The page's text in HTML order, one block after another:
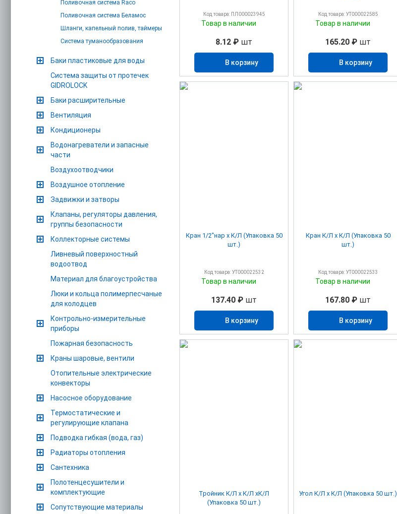
Поливочная система Raco
Поливочная система Беламос
Шланги, капельный полив, таймеры
Система туманообразования
Баки пластиковые для воды
Система защиты от протечек
GIDROLOCK
Баки расширительные
Вентиляция
Кондиционеры
Водонагреватели и запасные
части
Воздухоотводчики
Воздушное отопление
Задвижки и затворы
Клапаны, регуляторы давления,
группы безопасности
Коллекторные системы
Ливневый поверхностный
водоотвод
Материал для благоустройства
Люки и кольца полимерпесчаные
для колодцев
Контрольно-измерительные
приборы
Пожарная безопасность
Краны шаровые, вентили
Отопительные электрические
конвекторы
Насосное оборудование
Термостатические и
регулирующие клапана
Подводка гибкая (вода, газ)
Радиаторы отопления
Сантехника
Полотенцесушители и
комплектующие
Сопутствующие материалы
Код товара: ПЛ000023945
Товар в наличии
8.12 ₽ шт
В корзину
Код товара: УТ000022585
Товар в наличии
165.20 ₽ шт
В корзину
Кран 1/2"нар х К/Л (Упаковка 50
шт.)
Код товара: УТ000022532
Товар в наличии
137.40 ₽ шт
В корзину
Кран К/Л х К/Л (Упаковка 50
шт.)
Код товара: УТ000022533
Товар в наличии
167.80 ₽ шт
В корзину
Тройник К/Л х К/Л хК/Л
(Упаковка 50 шт.)
Угол К/Л х К/Л (Упаковка 50 шт.)